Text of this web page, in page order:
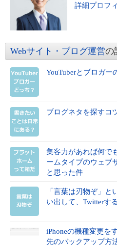
詳細プロフ
Webサイト・ブログ運営の
YouTuberとブロガー
ブログネタを探すコ
集客力があれば何で
ームタイプのウェブ
と思った件
「言葉は刃物ぞ」と
い出して、Twitterす
iPhoneの機種変更を
先のバックアップ方